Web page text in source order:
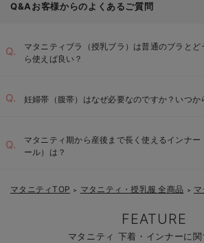
Q&Aお客様からのよくあるご質問
マタニティブラ（授乳ブラ）は普通のブラと
ら使えば良い？
妊婦帯（腹帯）はなぜ必要なのですか？いつか
マタニティ期から産後まで長く使えるインナー
ール）は？
マタニティTOP ＞ マタニティ・授乳服 全商品 ＞
FEATURE
マタニティ 下着・インナーに